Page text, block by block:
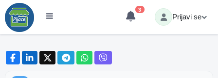
3
Prijavi se